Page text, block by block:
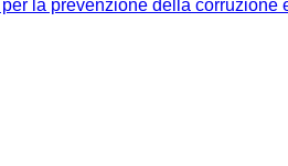
la prevenzione della corruzione